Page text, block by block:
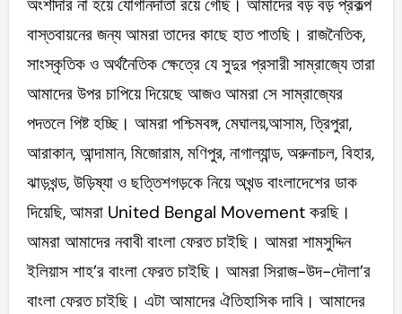
অংশীদার না হয়ে যোগানদাতা রয়ে গেছি। আমাদের বড় বড় প্রকল্প
বাস্তবায়নের জন্য আমরা তাদের কাছে হাত পাতছি। রাজনৈতিক,
সাংস্কৃতিক ও অর্থনৈতিক ক্ষেত্রে যে সুদুর প্রসারী সাম্রাজ্যে তারা
আমাদের উপর চাপিয়ে দিয়েছে আজও আমরা সে সাম্রাজ্যের
পদতলে পিষ্ট হচ্ছি। আমরা পশ্চিমবঙ্গ, মেঘালয়,আসাম, ত্রিপুরা,
আরাকান, আন্দামান, মিজোরাম, মণিপুর, নাগাল্যান্ড, অরুনাচল, বিহার,
ঝাড়খন্ড, উড়িষ্যা ও ছত্তিশগড়কে নিয়ে অখন্ড বাংলাদেশের ডাক
দিয়েছি, আমরা United Bengal Movement করছি।
আমরা আমাদের নবাবী বাংলা ফেরত চাইছি। আমরা শামসুদ্দিন
ইলিয়াস শাহ’র বাংলা ফেরত চাইছি। আমরা সিরাজ-উদ-দৌলা’র
বাংলা ফেরত চাইছি। এটা আমাদের ঐতিহাসিক দাবি। আমাদের